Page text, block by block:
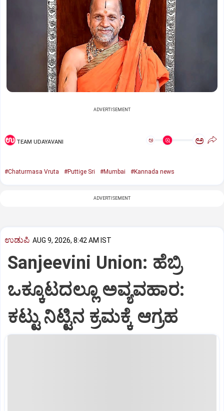
ADVERTISEMENT
TEAM UDAYAVANI ಅ ಅ
#Chaturmasa Vruta #Puttige Sri #Mumbai #Kannada news
ADVERTISEMENT
ಉಡುಪಿ AUG 9, 2026, 8:42 AM IST
Sanjeevini Union: ಹೆಬ್ರಿ
ಒಕ್ಕೂಟದಲ್ಲೂ ಅವ್ಯವಹಾರ:
ಕಟ್ಟು ನಿಟ್ಟಿನ ಕ್ರಮಕ್ಕೆ ಆಗ್ರಹ